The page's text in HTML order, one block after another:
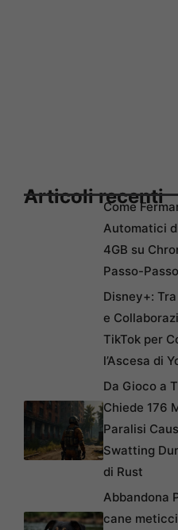
Articoli recenti
Come
Automatici
4GB su
Passo-Passo
Disney+:
e
TikTok per
l’Ascesa di
Da Gioco a
Chiede 176
Paralisi
Swatting
di Rust
Abbandona
cane